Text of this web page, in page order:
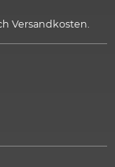
Versandkosten.